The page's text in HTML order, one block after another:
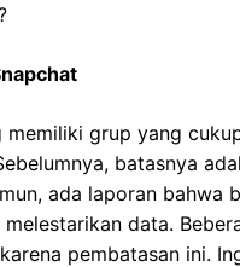
grup yang
batasnya
ada laporan bahwa
data.
pembatasan ini.